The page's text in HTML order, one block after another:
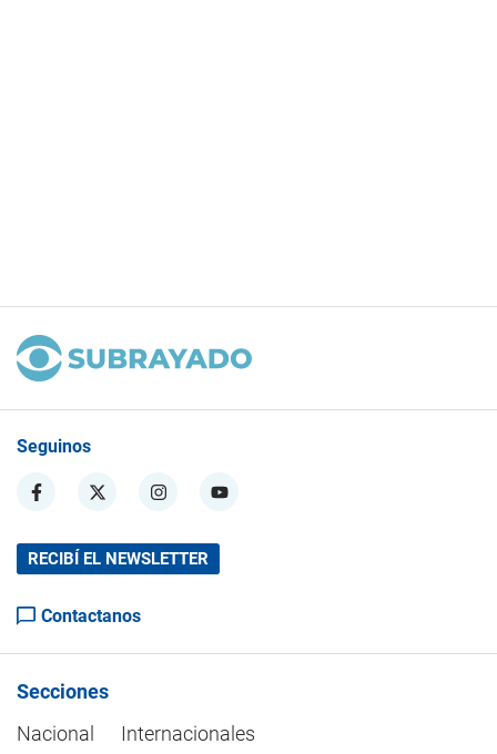
Seguinos
RECIBÍ EL NEWSLETTER
Contactanos
Secciones
Nacional
Internacionales